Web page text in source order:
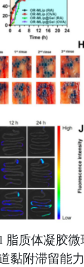
脂质体凝胶
黏附滞留能